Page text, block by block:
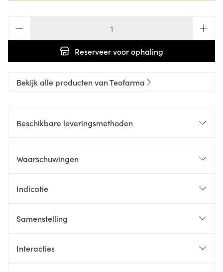
Reserveervoor ophaling
Bekijk alle producten van Teofarma
Beschikbare leveringsmethoden
Waarschuwingen
Indicatie
Samenstelling
Interacties